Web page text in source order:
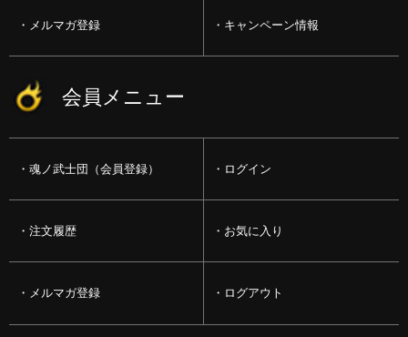
メルマガ登録 キャンペーン情報
会員メニュー
魂ノ武士団（会員登録） ログイン
注文履歴 お気に入り
メルマガ登録 ログアウト